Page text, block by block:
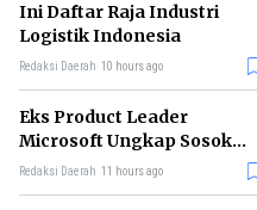
Ini Daftar Raja Industri
Logistik Indonesia
Redaksi Daerah 10 hours ago
Eks Product Leader
Microsoft Ungkap Sosok
yang Paling Cocok
Redaksi Daerah 11 hours ago